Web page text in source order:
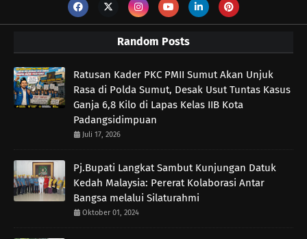
Random Posts
Ratusan Kader PKC PMII Sumut Akan Unjuk
Rasa di Polda Sumut, Desak Usut Tuntas Kasus
Ganja 6,8 Kilo di Lapas Kelas IIB Kota
Padangsidimpuan
Juli 17, 2026
Pj.Bupati Langkat Sambut Kunjungan Datuk
Kedah Malaysia: Pererat Kolaborasi Antar
Bangsa melalui Silaturahmi
Oktober 01, 2024